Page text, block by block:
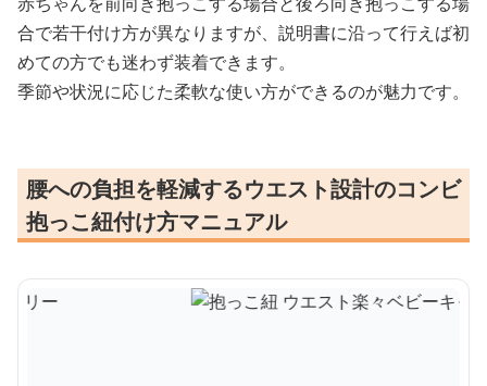
合で若干付け方が異なりますが、説明書に沿って行えば初
めての方でも迷わず装着できます。
季節や状況に応じた柔軟な使い方ができるのが魅力です。
腰への負担を軽減するウエスト設計のコンビ
抱っこ紐付け方マニュアル